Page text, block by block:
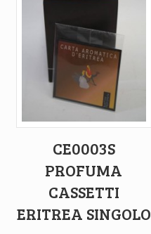
CE0003S
PROFUMA
CASSETTI
ERITREA SINGOLO